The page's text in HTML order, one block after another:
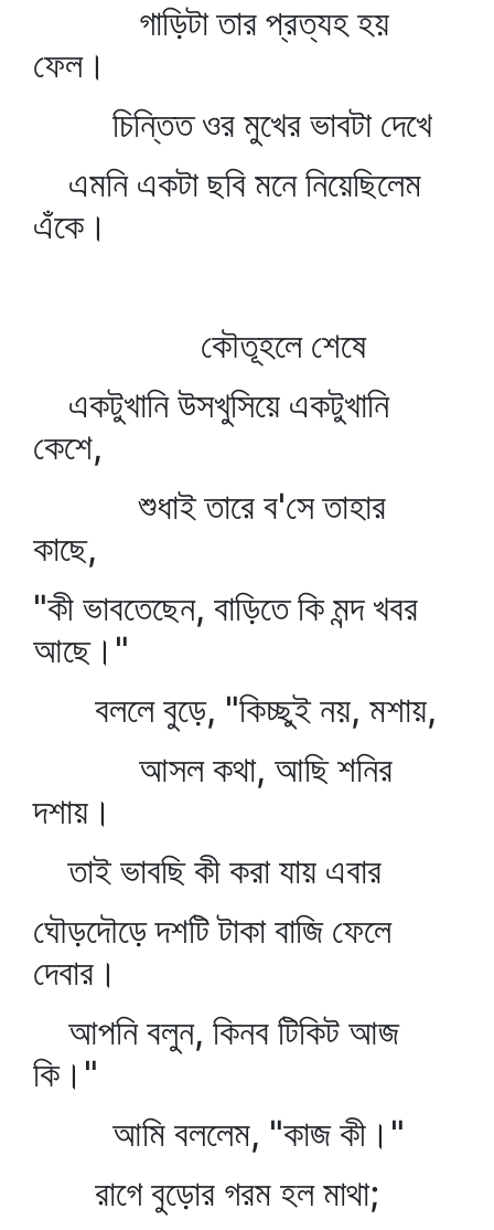
গাড়িটা তার প্রত্যহ হয়
ফেল।
চিন্তিত ওর মুখের ভাবটা দেখে
এমনি একটা ছবি মনে নিয়েছিলেম
এঁকে।
কৌতূহলে শেষে
একটুখানি উসখুসিয়ে একটুখানি
কেশে,
শুধাই তারে ব'সে তাহার
কাছে,
"কী ভাবতেছেন, বাড়িতে কি মন্দ খবর
আছে।"
বললে বুড়ে, "কিচ্ছুই নয়, মশায়,
আসল কথা, আছি শনির
দশায়।
তাই ভাবছি কী করা যায় এবার
ঘৌড়দৌড়ে দশটি টাকা বাজি ফেলে
দেবার।
আপনি বলুন, কিনব টিকিট আজ
কি।"
আমি বললেম, "কাজ কী।"
রাগে বুড়োর গরম হল মাথা;